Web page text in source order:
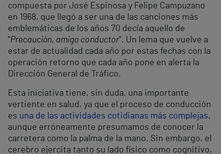
compuesta por José Espinosa y Felipe Campuzano
en 1968, que llegó a ser una de las canciones más
emblemáticas de los años 70 decía aquello de
"Precaución, amigo conductor". Un lema que vuelve a
estar de actualidad cada año por estas fechas con la
operación retorno que cada año pone en alerta la
Dirección General de Tráfico.
Esta iniciativa tiene, sin duda, una importante
vertiente en salud, ya que el proceso de conducción
es una de las actividades cotidianas más complejas,
aunque erróneamente presumamos de conocer la
carretera como la palma de la mano. Sin embargo, el
cerebro ejercita tanto su lado físico como cognitivo,